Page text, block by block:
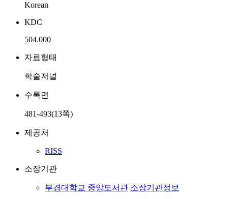
Korean
KDC
504.000
자료형태
학술저널
수록면
481-493(13쪽)
제공처
RISS
소장기관
부경대학교 중앙도서관 소장기관정보